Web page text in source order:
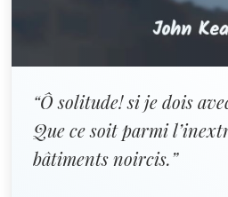
“Ô solitude! si je dois
Que ce soit parmi
bâtiments noircis.”